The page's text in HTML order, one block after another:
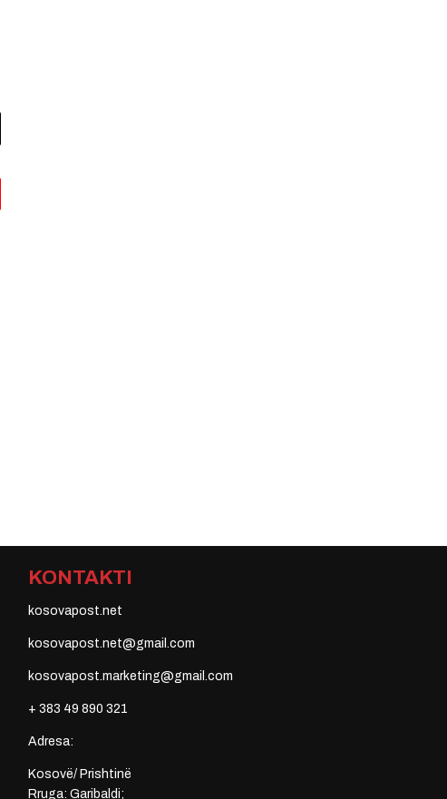
KONTAKTI
kosovapost.net
kosovapost.net@gmail.com
kosovapost.marketing@gmail.com
+ 383 49 890 321
Adresa:
Kosovë/ Prishtinë
Rruga: Garibaldi;